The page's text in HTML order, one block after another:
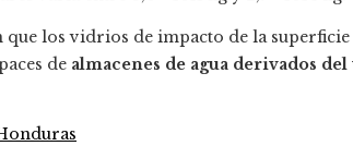
que los vidrios de impacto de la
de almacenes de agua derivados